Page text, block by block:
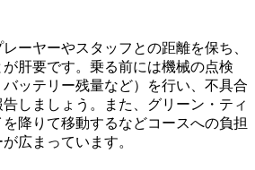
ーヤーやスタッフとの距離を保ち、
肝要です。乗る前には機械の点検
バッテリー残量など）を行い、不具合
しましょう。また、グリーン・ティ
降りて移動するなどコースへの負担
広まっています。